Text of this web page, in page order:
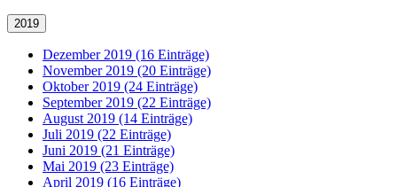
2019
Dezember 2019 (16 Einträge)
November 2019 (20 Einträge)
Oktober 2019 (24 Einträge)
September 2019 (22 Einträge)
August 2019 (14 Einträge)
Juli 2019 (22 Einträge)
Juni 2019 (21 Einträge)
Mai 2019 (23 Einträge)
April 2019 (16 Einträge)